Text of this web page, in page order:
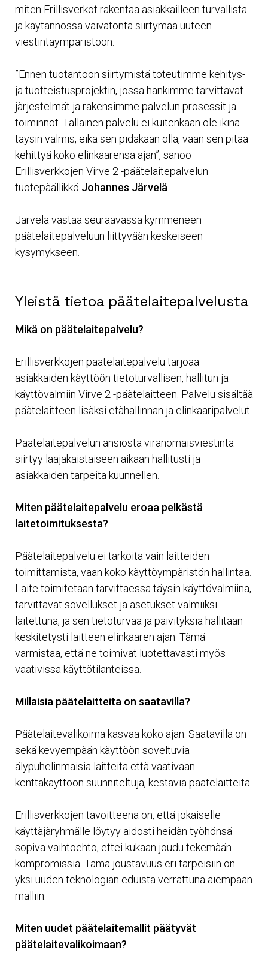
miten Erillisverkot rakentaa asiakkailleen turvallista
ja käytännössä vaivatonta siirtymää uuteen
viestintäympäristöön.
”Ennen tuotantoon siirtymistä toteutimme kehitys-
ja tuotteistusprojektin, jossa hankimme tarvittavat
järjestelmät ja rakensimme palvelun prosessit ja
toiminnot. Tällainen palvelu ei kuitenkaan ole ikinä
täysin valmis, eikä sen pidäkään olla, vaan sen pitää
kehittyä koko elinkaarensa ajan”, sanoo
Erillisverkkojen Virve 2 -päätelaitepalvelun
tuotepäällikkö Johannes Järvelä
Järvelä vastaa seuraavassa kymmeneen
päätelaitepalveluun liittyvään keskeiseen
kysymykseen.
Yleistä tietoa päätelaitepalvelusta
Mikä on päätelaitepalvelu?
Erillisverkkojen päätelaitepalvelu tarjoaa
asiakkaiden käyttöön tietoturvallisen, hallitun ja
käyttövalmiin Virve 2 -päätelaitteen. Palvelu sisältää
päätelaitteen lisäksi etähallinnan ja elinkaaripalvelut.
Päätelaitepalvelun ansiosta viranomaisviestintä
siirtyy laajakaistaiseen aikaan hallitusti ja
asiakkaiden tarpeita kuunnellen.
Miten päätelaitepalvelu eroaa pelkästä
laitetoimituksesta?
Päätelaitepalvelu ei tarkoita vain laitteiden
toimittamista, vaan koko käyttöympäristön hallintaa.
Laite toimitetaan tarvittaessa täysin käyttövalmiina,
tarvittavat sovellukset ja asetukset valmiiksi
laitettuna, ja sen tietoturvaa ja päivityksiä hallitaan
keskitetysti laitteen elinkaaren ajan. Tämä
varmistaa, että ne toimivat luotettavasti myös
vaativissa käyttötilanteissa.
Millaisia päätelaitteita on saatavilla?
Päätelaitevalikoima kasvaa koko ajan. Saatavilla on
sekä kevyempään käyttöön soveltuvia
älypuhelinmaisia laitteita että vaativaan
kenttäkäyttöön suunniteltuja, kestäviä päätelaitteita.
Erillisverkkojen tavoitteena on, että jokaiselle
käyttäjäryhmälle löytyy aidosti heidän työhönsä
sopiva vaihtoehto, ettei kukaan joudu tekemään
kompromissia. Tämä joustavuus eri tarpeisiin on
yksi uuden teknologian eduista verrattuna aiempaan
malliin.
Miten uudet päätelaitemallit päätyvät
päätelaitevalikoimaan?